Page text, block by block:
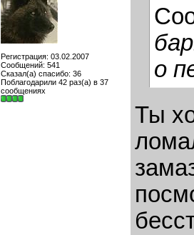
Регистрация: 03.02.2007
Сообщений: 541
Сказал(а) спасибо: 36
Поблагодарили 42 раз(а) в 37
сообщениях
о
Ты